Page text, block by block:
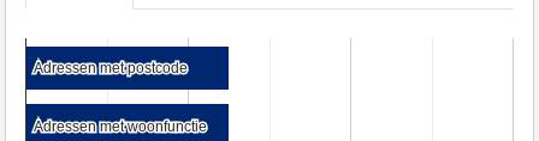
Adressen met postcode
Adressen met postcode
Adressen met woonfunctie
Adressen met woonfunctie